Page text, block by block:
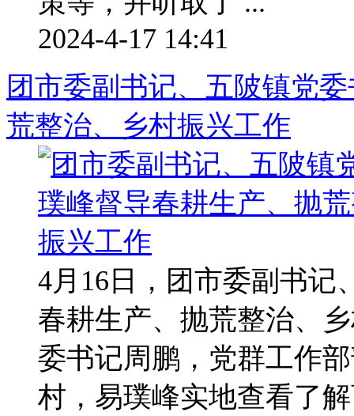
2024-4-17 14:41
团市委副书记、五陂镇党
荒整治、乡村振兴工作
4月16日，团市委副书记
春耕生产、抛荒整治、
委书记周鹏，党群工作
村，易璞峰实地查看了